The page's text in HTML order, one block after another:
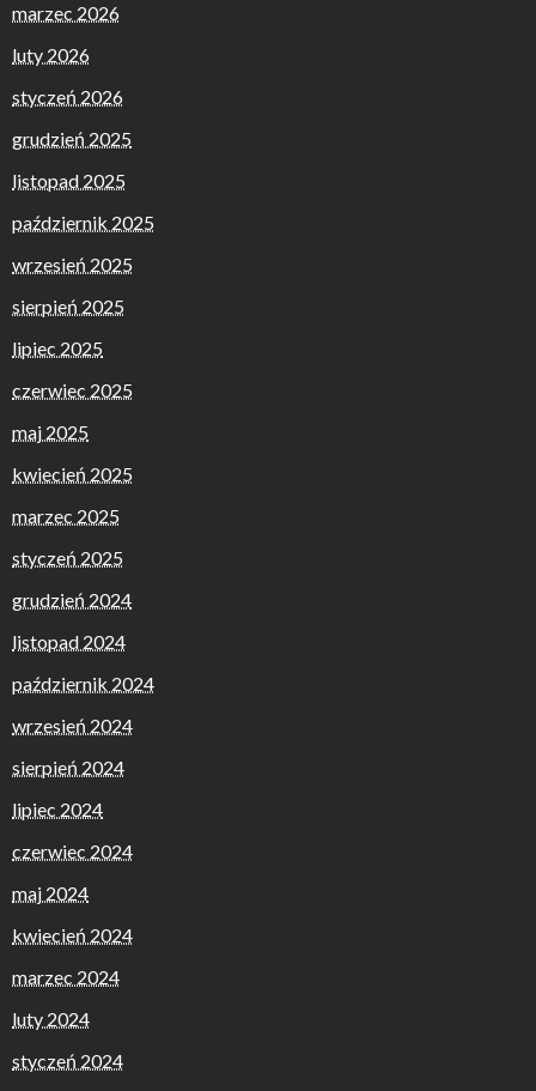
marzec 2026
luty 2026
styczeń 2026
grudzień 2025
listopad 2025
październik 2025
wrzesień 2025
sierpień 2025
lipiec 2025
czerwiec 2025
maj 2025
kwiecień 2025
marzec 2025
styczeń 2025
grudzień 2024
listopad 2024
październik 2024
wrzesień 2024
sierpień 2024
lipiec 2024
czerwiec 2024
maj 2024
kwiecień 2024
marzec 2024
luty 2024
styczeń 2024